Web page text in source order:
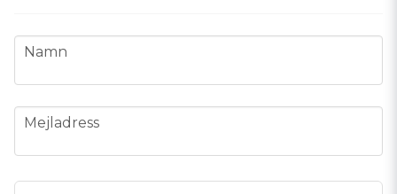
name
Namn
email
Mejladress